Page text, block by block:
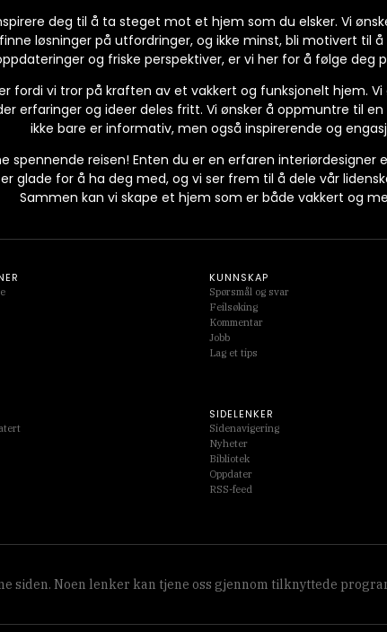
deg til å ta steget mot et hjem som du elsker. Vi
løsninger på utfordringer, og ikke minst, bli motivert til
og friske perspektiver, er vi her for å følge
fordi vi tror på kraften av et vakkert og funksjonelt hjem.
erfaringer og ideer deles fritt. Vi ønsker å oppmuntre til
ikke bare er informativ, men også inspirerende og
spennende reisen! Enten du er en erfaren interiørdesigner
glade for å ha deg med, og vi ser frem til å dele vår
Sammen kan vi skape et hjem som er både vakkert og
siden. Noen lenker kan tjene oss gjennom tilknyttede
KUNNSKAP
Spørsmål og svar
Feilsøking
Kommentar
Jobb
Lag et tips
SIDELENKER
Sidenavigering
Nyheter
Bibliotek
Oppdater
RSS-feed